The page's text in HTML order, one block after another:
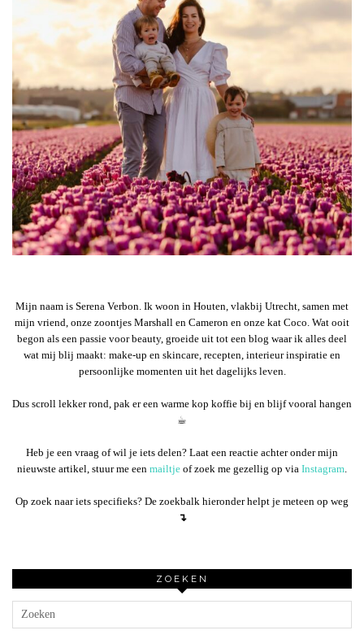
Mijn naam is Serena Verbon. Ik woon in Houten, vlakbij Utrecht, samen met
mijn vriend, onze zoontjes Marshall en Cameron en onze kat Coco. Wat ooit
begon als een passie voor beauty, groeide uit tot een blog waar ik alles deel
wat mij blij maakt: make-up en skincare, recepten, interieur inspiratie en
persoonlijke momenten uit het dagelijks leven.
Dus scroll lekker rond, pak er een warme kop koffie bij en blijf vooral hangen
☕︎
Heb je een vraag of wil je iets delen? Laat een reactie achter onder mijn
nieuwste artikel, stuur me een mailtje of zoek me gezellig op via Instagram
Op zoek naar iets specifieks? De zoekbalk hieronder helpt je meteen op weg
↴
ZOEKEN